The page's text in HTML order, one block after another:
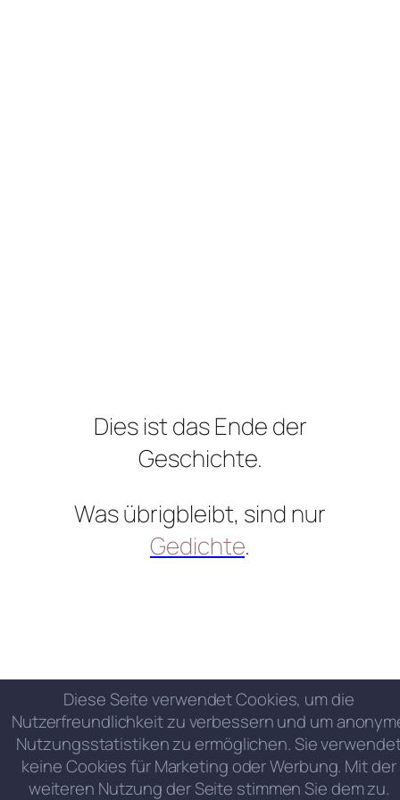
Dies ist das Ende der
Geschichte.
Was übrigbleibt, sind nur
Gedichte.
Diese Seite verwendet Cookies, um die
Nutzerfreundlichkeit zu verbessern und um
Nutzungsstatistiken zu ermöglichen. Sie
keine Cookies für Marketing oder Werbung. Mit der
weiteren Nutzung der Seite stimmen Sie dem zu.